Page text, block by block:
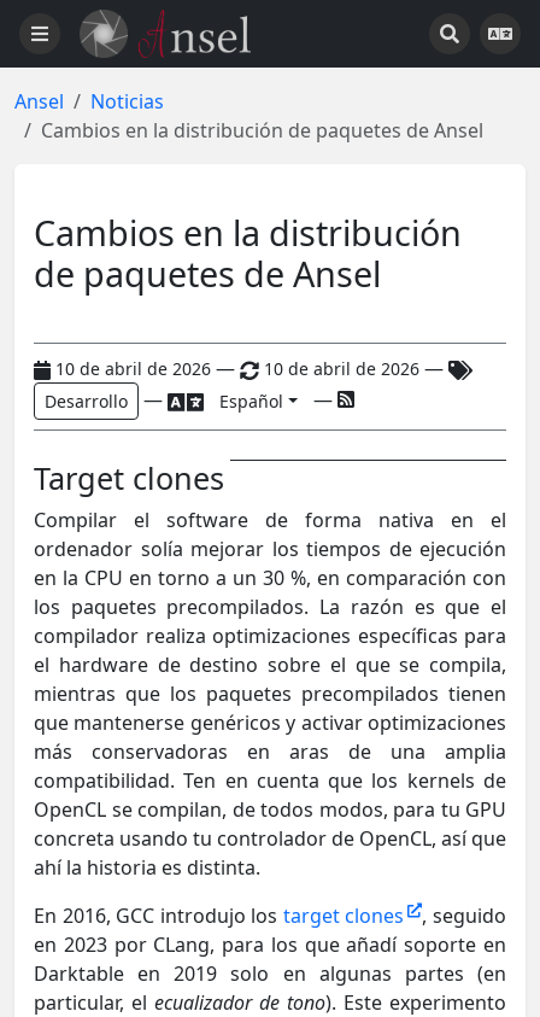
Ansel
Noticias
Cambios en la distribución de paquetes de Ansel
Cambios en la distribución
de paquetes de Ansel
10 de abril de 2026 — 10 de abril de 2026 —
Desarrollo — Español —
Target clones
Compilar el software de forma nativa en el
ordenador solía mejorar los tiempos de ejecución
en la CPU en torno a un 30 %, en comparación con
los paquetes precompilados. La razón es que el
compilador realiza optimizaciones específicas para
el hardware de destino sobre el que se compila,
mientras que los paquetes precompilados tienen
que mantenerse genéricos y activar optimizaciones
más conservadoras en aras de una amplia
compatibilidad. Ten en cuenta que los kernels de
OpenCL se compilan, de todos modos, para tu GPU
concreta usando tu controlador de OpenCL, así que
ahí la historia es distinta.
En 2016, GCC introdujo los target clones , seguido
en 2023 por CLang, para los que añadí soporte en
Darktable en 2019 solo en algunas partes (en
particular, el ecualizador de tono). Este experimento